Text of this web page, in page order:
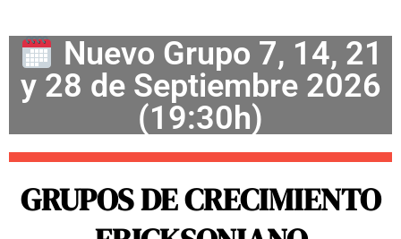
Nuevo Grupo 7, 14, 21
y 28 de Septiembre 2026
(19:30h)
GRUPOS DE CRECIMIENTO